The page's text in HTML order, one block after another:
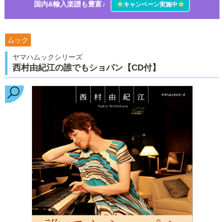
国内&輸入楽譜も豊富♪
★キャンペーン実施中★
ムック
ヤマハムックシリーズ
西村由紀江の誰でもショパン【CD付】